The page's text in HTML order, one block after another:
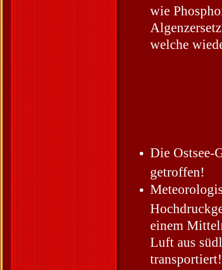
wie
welche
Die Ostsee-
getroffen!
einem
Luft aus